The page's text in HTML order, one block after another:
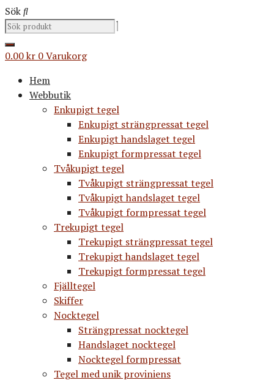
Sök
0.00kr 0Varukorg
Hem
Webbutik
Enkupigt tegel
Enkupigt strängpressat tegel
Enkupigt handslaget tegel
Enkupigt formpressat tegel
Tvåkupigt tegel
Tvåkupigt strängpressat tegel
Tvåkupigt handslaget tegel
Tvåkupigt formpressat tegel
Trekupigt tegel
Trekupigt strängpressat tegel
Trekupigt handslaget tegel
Trekupigt formpressat tegel
Fjälltegel
Skiffer
Nocktegel
Strängpressat nocktegel
Handslaget nocktegel
Nocktegel formpressat
Tegel med unik proviniens